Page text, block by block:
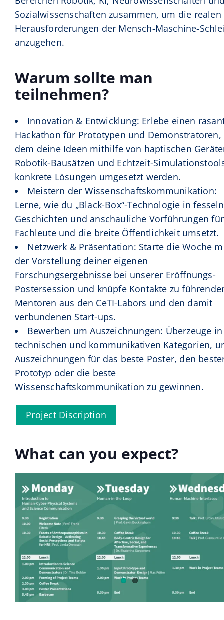
Sozialwissenschaften zusammen, um die realen
Herausforderungen der Mensch-Maschine-
anzugehen.
Warum sollte man
teilnehmen?
Innovation & Entwicklung: Erlebe einen
Hackathon für Prototypen und Demonstratoren,
dem deine Ideen mithilfe von haptischen
Robotik-Bausätzen und Echtzeit-
konkrete Lösungen umgesetzt werden.
Meistern der Wissenschaftskommunikation:
Lerne, wie du „Black-Box“-Technologie in
Geschichten und anschauliche Vorführungen für
Fachleute und die breite Öffentlichkeit umsetzt.
Netzwerk & Präsentation: Starte die Woche
der Vorstellung deiner eigenen
Forschungsergebnisse bei unserer Eröffnungs-
Postersession und knüpfe Kontakte zu
Mentoren aus den CeTI-Labors und den damit
verbundenen Start-ups.
Bewerben um Auszeichnungen: Überzeuge in
technischen und kommunikativen Kategorien,
Auszeichnungen für das beste Poster, den
Prototyp oder die beste
Wissenschaftskommunikation zu gewinnen.
Project Discription
What can you expect?